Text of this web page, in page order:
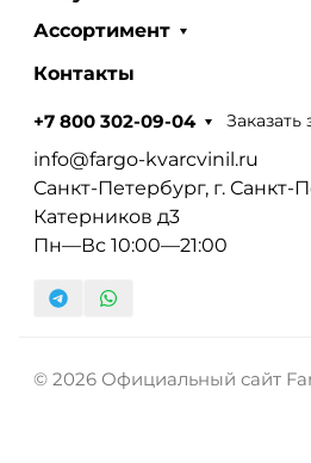
Ассортимент
Контакты
+7 800 302-09-04 Заказать
info@fargo-kvarcvinil.ru
Санкт-Петербург, г. Санкт-
Катерников д3
Пн—Вс 10:00—21:00
© 2026 Официальный сайт